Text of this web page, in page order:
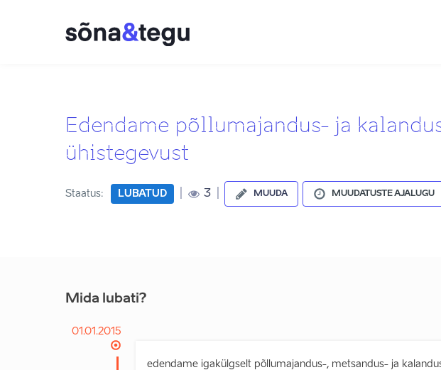
Edendame põllumajandus- ja
ühistegevust
Staatus: LUBATUD 3 MUUDA MUUDATUSTE AJALUGU
Mida lubati?
01.01.2015
edendame igakülgselt põllumajandus-, metsandus- ja